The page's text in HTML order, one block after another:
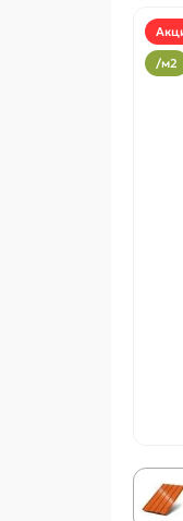
/м2